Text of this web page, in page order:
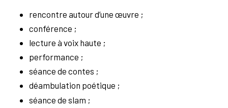
rencontre autour d’une œuvre ;
conférence ;
lecture à voix haute ;
performance ;
séance de contes ;
déambulation poétique ;
séance de slam ;